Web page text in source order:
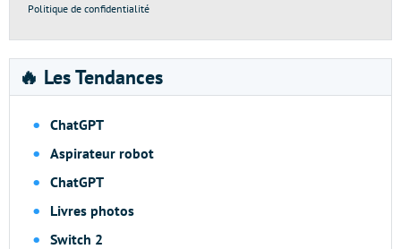
Politique de confidentialité
🔥 Les Tendances
ChatGPT
Aspirateur robot
ChatGPT
Livres photos
Switch 2